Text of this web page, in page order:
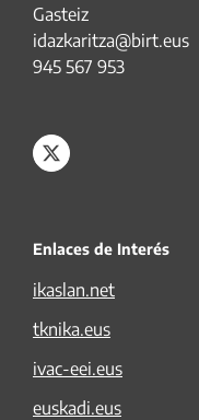
Gasteiz
idazkaritza@birt.eus
945 567 953
Enlaces de Interés
ikaslan.net
tknika.eus
ivac-eei.eus
euskadi.eus